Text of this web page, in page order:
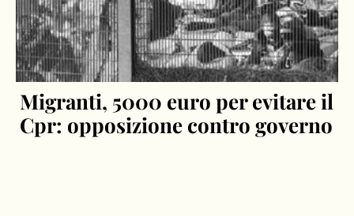
Migranti, 5000 euro per evitare il
Cpr: opposizione contro governo